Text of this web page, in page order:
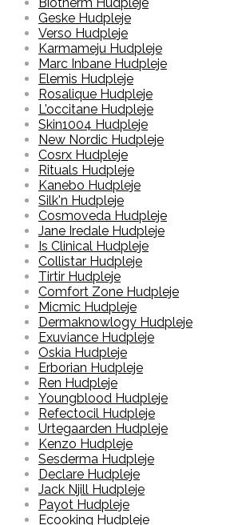
Geske Hudpleje
Verso Hudpleje
Karmameju Hudpleje
Marc Inbane Hudpleje
Elemis Hudpleje
Rosalique Hudpleje
L'occitane Hudpleje
Skin1004 Hudpleje
New Nordic Hudpleje
Cosrx Hudpleje
Rituals Hudpleje
Kanebo Hudpleje
Silk'n Hudpleje
Cosmoveda Hudpleje
Jane Iredale Hudpleje
Is Clinical Hudpleje
Collistar Hudpleje
Tirtir Hudpleje
Comfort Zone Hudpleje
Micmic Hudpleje
Dermaknowlogy Hudpleje
Exuviance Hudpleje
Oskia Hudpleje
Erborian Hudpleje
Ren Hudpleje
Youngblood Hudpleje
Refectocil Hudpleje
Urtegaarden Hudpleje
Kenzo Hudpleje
Sesderma Hudpleje
Declare Hudpleje
Jack Njill Hudpleje
Payot Hudpleje
Ecooking Hudpleje